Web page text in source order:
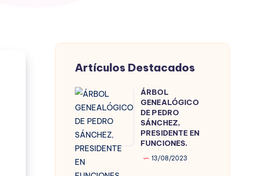
Artículos Destacados
ÁRBOL
GENEALÓGICO
DE
PEDRO
SÁNCHEZ,
PRESIDENTE
ÁRBOL
GENEALÓGICO
DE PEDRO
SÁNCHEZ,
PRESIDENTE EN
FUNCIONES.
13/08/2023